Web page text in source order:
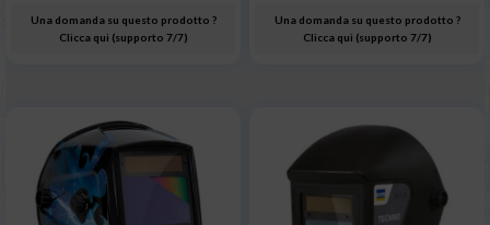
Una domanda su questo prodotto ?
Clicca qui (supporto 7/7)
Una domanda su questo prodotto ?
Clicca qui (supporto 7/7)